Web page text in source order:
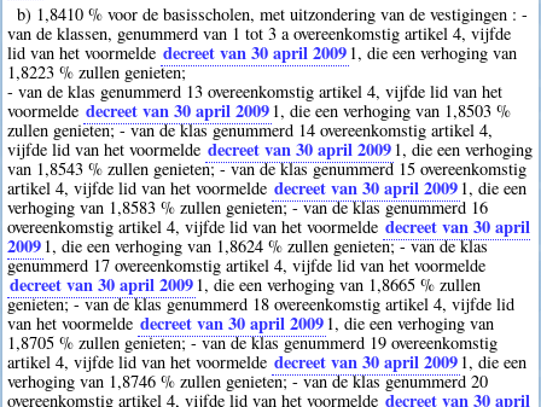
b) 1,8410 % voor de basisscholen, met uitzondering van de vestigingen : -
van de klassen, genummerd van 1 tot 3 a overeenkomstig artikel 4, vijfde
lid van het voormelde decreet van 30 april 2009 1, die een verhoging van
1,8223 % zullen genieten;
- van de klas genummerd 13 overeenkomstig artikel 4, vijfde lid van het
voormelde decreet van 30 april 2009 1, die een verhoging van 1,8503 %
zullen genieten; - van de klas genummerd 14 overeenkomstig artikel 4,
vijfde lid van het voormelde decreet van 30 april 2009 1, die een verhoging
van 1,8543 % zullen genieten; - van de klas genummerd 15 overeenkomstig
artikel 4, vijfde lid van het voormelde decreet van 30 april 2009 1, die een
verhoging van 1,8583 % zullen genieten; - van de klas genummerd 16
overeenkomstig artikel 4, vijfde lid van het voormelde decreet van 30 april
2009 1, die een verhoging van 1,8624 % zullen genieten; - van de klas
genummerd 17 overeenkomstig artikel 4, vijfde lid van het voormelde
decreet van 30 april 2009 1, die een verhoging van 1,8665 % zullen
genieten; - van de klas genummerd 18 overeenkomstig artikel 4, vijfde lid
van het voormelde decreet van 30 april 2009 1, die een verhoging van
1,8705 % zullen genieten; - van de klas genummerd 19 overeenkomstig
artikel 4, vijfde lid van het voormelde decreet van 30 april 2009 1, die een
verhoging van 1,8746 % zullen genieten; - van de klas genummerd 20
overeenkomstig artikel 4, vijfde lid van het voormelde decreet van 30 april